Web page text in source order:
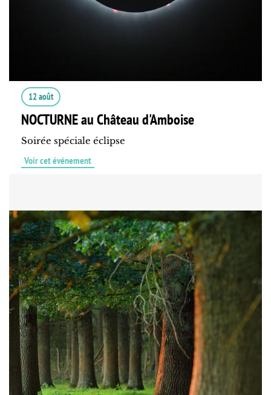
12 août
NOCTURNE au Château d'Amboise
Soirée spéciale éclipse
Voir cet événement